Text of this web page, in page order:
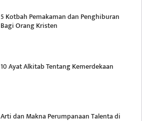
5 Kotbah Pemakaman dan Penghiburan
Bagi Orang Kristen
10 Ayat Alkitab Tentang Kemerdekaan
Arti dan Makna Perumpanaan Talenta di